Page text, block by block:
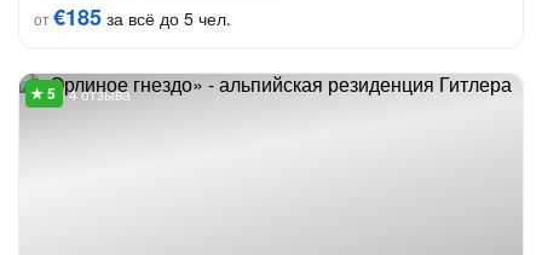
от€185 за всё до 5 чел.
4 отзыва